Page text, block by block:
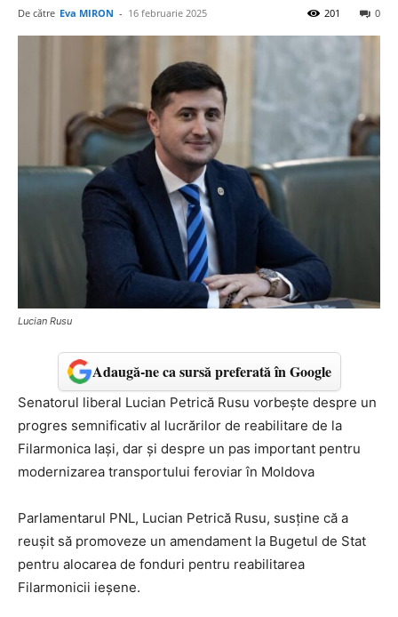
De către Eva MIRON - 16 februarie 2025 0
201
Lucian Rusu
Adaugă-ne ca sursă preferată în Google
Senatorul liberal Lucian Petrică Rusu vorbește despre un
progres semnificativ al lucrărilor de reabilitare de la
Filarmonica Iași, dar și despre un pas important pentru
modernizarea transportului feroviar în Moldova
Parlamentarul PNL, Lucian Petrică Rusu, susține că a
reușit să promoveze un amendament la Bugetul de Stat
pentru alocarea de fonduri pentru reabilitarea
Filarmonicii ieșene.